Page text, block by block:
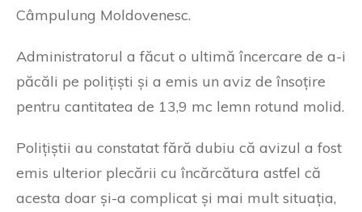
Câmpulung Moldovenesc.
Administratorul a făcut o ultimă încercare de a-i
păcăli pe polițiști și a emis un aviz de însoțire
pentru cantitatea de 13,9 mc lemn rotund molid.
Polițiștii au constatat fără dubiu că avizul a fost
emis ulterior plecării cu încărcătura astfel că
acesta doar și-a complicat și mai mult situația,